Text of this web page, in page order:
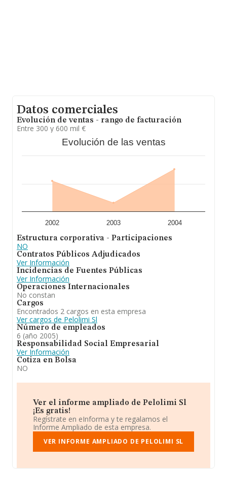
Datos comerciales
Evolución de ventas - rango de facturación
Entre 300 y 600 mil €
Evolución de las ventas
2002 2003 2004
Estructura corporativa - Participaciones
NO
Contratos Públicos Adjudicados
Ver Información
Incidencias de Fuentes Públicas
Ver Información
Operaciones Internacionales
No constan
Cargos
Encontrados 2 cargos en esta empresa
Ver cargos de Pelolimi Sl
Número de empleados
6 (año 2005)
Responsabilidad Social Empresarial
Ver Información
Cotiza en Bolsa
NO
Ver el informe ampliado de Pelolimi Sl
¡Es gratis!
Regístrate en eInforma y te regalamos el
Informe Ampliado de esta empresa.
VER INFORME AMPLIADO DE PELOLIMI SL